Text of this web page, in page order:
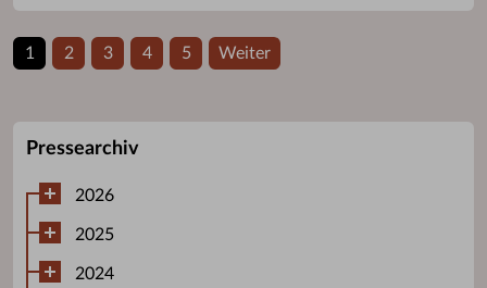
1 2 3 4 5 Weiter
Pressearchiv
2026
2025
2024